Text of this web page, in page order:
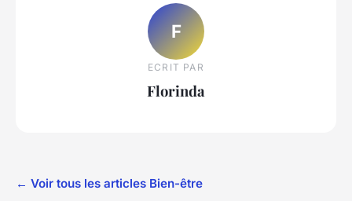
F
ECRIT PAR
Florinda
← Voir tous les articles Bien-être